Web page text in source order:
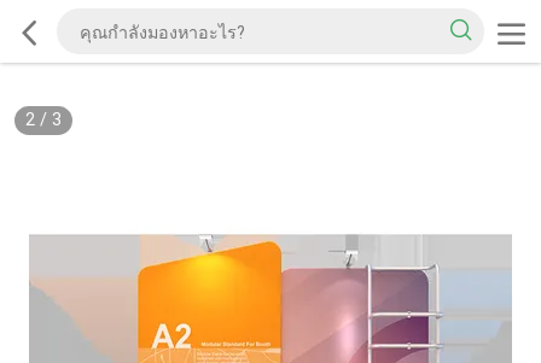
2/ 3